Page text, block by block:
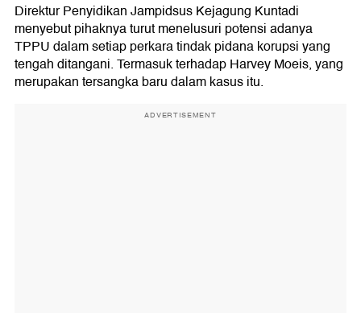
Direktur Penyidikan Jampidsus Kejagung Kuntadi
menyebut pihaknya turut menelusuri potensi adanya
TPPU dalam setiap perkara tindak pidana korupsi yang
tengah ditangani. Termasuk terhadap Harvey Moeis, yang
merupakan tersangka baru dalam kasus itu.
ADVERTISEMENT